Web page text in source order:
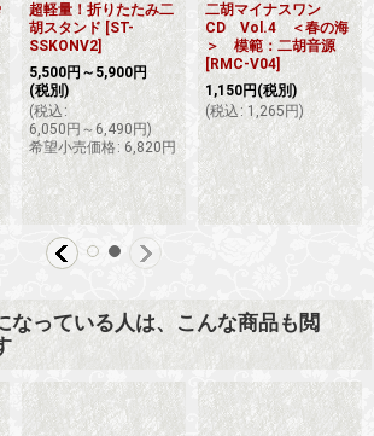
超軽量！折りたたみ二
胡スタンド [ST-
SSKONV2]
5,500円～5,900円
(税別)
(税込 :
6,050 円 ～6,490円)
希望小売価格: 6,820円
二胡マイナスワン
CD Vol.4 ＜春の海
＞ 模範：二胡音源
[RMC-V04]
1,150円 (税別)
(税込: 1,265 円)
なっている人は、こんな商品も閲